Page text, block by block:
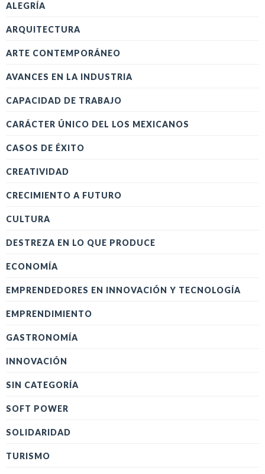
ALEGRÍA
ARQUITECTURA
ARTE CONTEMPORÁNEO
AVANCES EN LA INDUSTRIA
CAPACIDAD DE TRABAJO
CARÁCTER ÚNICO DEL LOS MEXICANOS
CASOS DE ÉXITO
CREATIVIDAD
CRECIMIENTO A FUTURO
CULTURA
DESTREZA EN LO QUE PRODUCE
ECONOMÍA
EMPRENDEDORES EN INNOVACIÓN Y TECNOLOGÍA
EMPRENDIMIENTO
GASTRONOMÍA
INNOVACIÓN
SIN CATEGORÍA
SOFT POWER
SOLIDARIDAD
TURISMO